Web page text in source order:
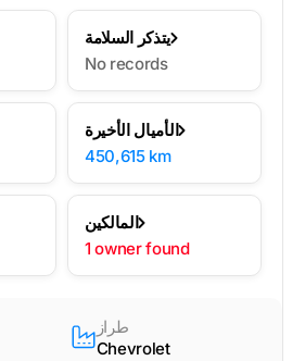
يتذكر السلامة
No records
الأميال الأخيرة
450,615 km
المالكين
1 owner found
طراز
Chevrolet